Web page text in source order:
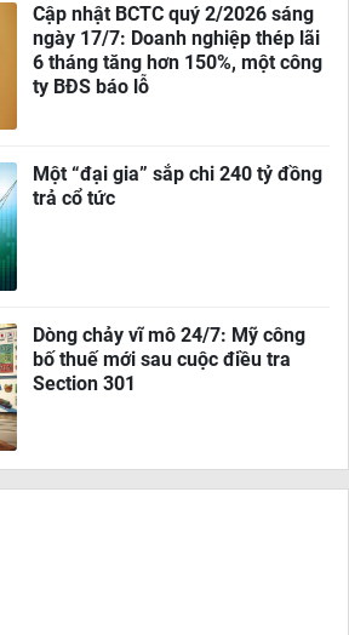
Cập nhật BCTC quý 2/2026 sáng
ngày 17/7: Doanh nghiệp thép lãi
6 tháng tăng hơn 150%, một công
ty BĐS báo lỗ
Một “đại gia” sắp chi 240 tỷ đồng
trả cổ tức
Dòng chảy vĩ mô 24/7: Mỹ công
bố thuế mới sau cuộc điều tra
Section 301